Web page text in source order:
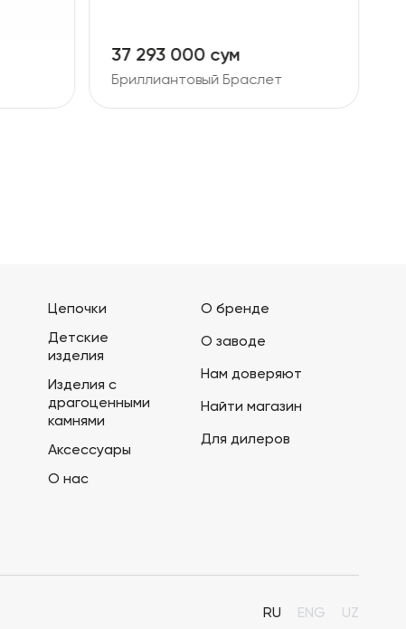
37 293 000 сум
Бриллиантовый Браслет
Цепочки
Детские
изделия
Изделия с
драгоценными
камнями
Аксессуары
О нас
О бренде
О заводе
Нам доверяют
Найти магазин
Для дилеров
RU ENG UZ